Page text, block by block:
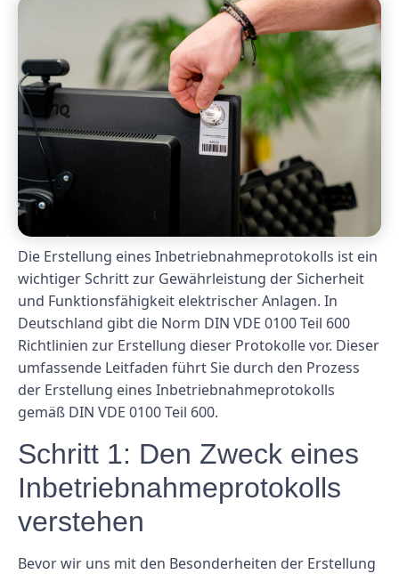
Die Erstellung eines Inbetriebnahmeprotokolls ist ein
wichtiger Schritt zur Gewährleistung der Sicherheit
und Funktionsfähigkeit elektrischer Anlagen. In
Deutschland gibt die Norm DIN VDE 0100 Teil 600
Richtlinien zur Erstellung dieser Protokolle vor. Dieser
umfassende Leitfaden führt Sie durch den Prozess
der Erstellung eines Inbetriebnahmeprotokolls
gemäß DIN VDE 0100 Teil 600.
Schritt 1: Den Zweck eines
Inbetriebnahmeprotokolls
verstehen
Bevor wir uns mit den Besonderheiten der Erstellung